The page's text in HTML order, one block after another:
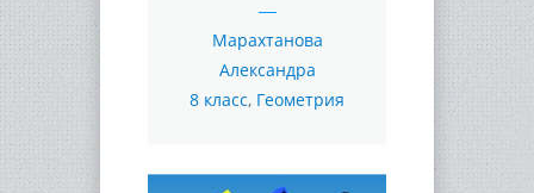
Марахтанова
Александра
8 класс, Геометрия